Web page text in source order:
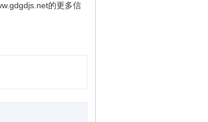
的更多信